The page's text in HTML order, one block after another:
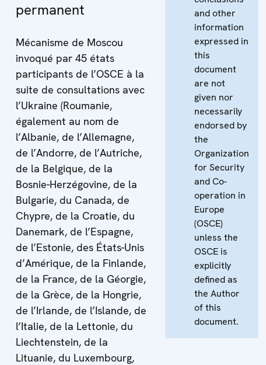
permanent
Mécanisme de Moscou
invoqué par 45 états
participants de l’OSCE à la
suite de consultations avec
l’Ukraine (Roumanie,
également au nom de
l’Albanie, de l’Allemagne,
de l’Andorre, de l’Autriche,
de la Belgique, de la
Bosnie-Herzégovine, de la
Bulgarie, du Canada, de
Chypre, de la Croatie, du
Danemark, de l’Espagne,
de l’Estonie, des États-Unis
d’Amérique, de la Finlande,
de la France, de la Géorgie,
de la Grèce, de la Hongrie,
de l’Irlande, de l’Islande, de
l’Italie, de la Lettonie, du
Liechtenstein, de la
Lituanie, du Luxembourg,
and other
information
expressed in
this
document
are not
given nor
necessarily
endorsed by
the
Organization
for Security
and Co-
operation in
Europe
(OSCE)
unless the
OSCE is
explicitly
defined as
the Author
of this
document.